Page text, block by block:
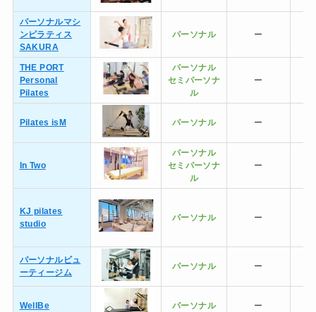
パーソナルマシ
ンピラティス
SAKURA
パーソナル ー
THE PORT
Personal
Pilates
パーソナル
セミ パーソナ
ル
ー
Pilates isM パーソナル ー
In Two
パーソナル
セミ パーソナ
ル
ー
KJ pilates
studio
パーソナル ー
パーソナルビュ
ーティージム
パーソナル ー
WellBe パーソナル ー